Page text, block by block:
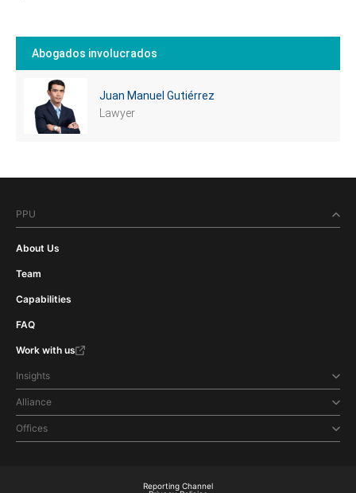
Abogados involucrados
Juan Manuel Gutiérrez
Lawyer
PPU
About Us
Team
Capabilities
FAQ
Work with us
Insights
Alliance
Offices
Reporting Channel